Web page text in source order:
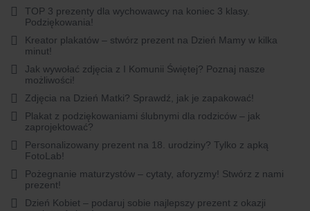
TOP 3 prezenty dla wychowawcy na koniec 3 klasy.
Podziękowania!
Kreator plakatów – stwórz prezent na Dzień Mamy w kilka
minut!
Jak wywołać zdjęcia z I Komunii Świętej? Poznaj nasze
możliwości!
Zdjęcia na Dzień Matki? Sprawdź, jak je zapakować!
Plakat z podziękowaniami ślubnymi dla rodziców – jak
zaprojektować?
Personalizowany prezent na 18. urodziny? Tylko z apką
FotoLab!
Pożegnanie maturzystów – cytaty, aforyzmy! Stwórz z nami
prezent!
Dzień Kobiet – podaruj sobie najlepszy prezent z okazji